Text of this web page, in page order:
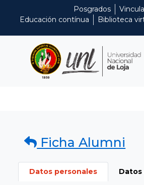
Posgrados
Educación contínua
Biblioteca
Ficha Alumni
Datos personales Datos